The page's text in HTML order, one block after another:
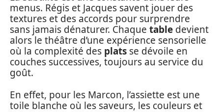
menus. Régis et Jacques savent jouer des
textures et des accords pour surprendre
sans jamais dénaturer. Chaque table devient
alors le théâtre d’une expérience sensorielle
où la complexité des plats se dévoile en
couches successives, toujours au service du
goût.
En effet, pour les Marcon, l’assiette est une
toile blanche où les saveurs, les couleurs et